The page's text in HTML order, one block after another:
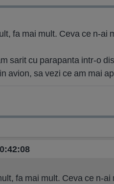
fa mai mult. Ceva ce n-
sarit cu parapanta intr-o
avion, sa vezi ce am mai
fa mai mult. Ceva ce n-